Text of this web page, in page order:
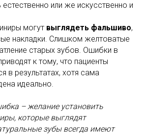
или же искусственно и
могут выглядеть фальшиво,
накладки. Слишком желтоватые
старых зубов. Ошибки в
к тому, что пациенты
в результатах, хотя сама
идеально.
– желание установить
которые выглядят
зубы всегда имеют